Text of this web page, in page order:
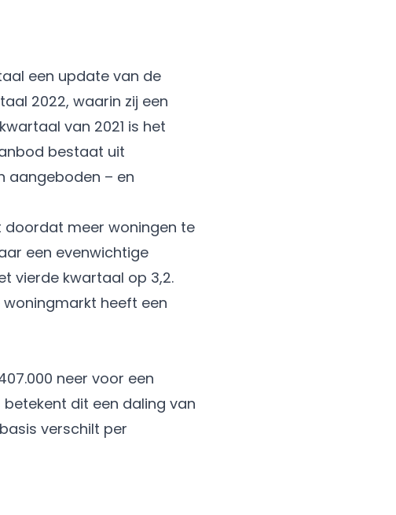
een update van de
2022, waarin zij een
van 2021 is het
bestaat uit
aangeboden – en
doordat meer woningen te
een evenwichtige
vierde kwartaal op 3,2.
woningmarkt heeft een
neer voor een
dit een daling van
verschilt per